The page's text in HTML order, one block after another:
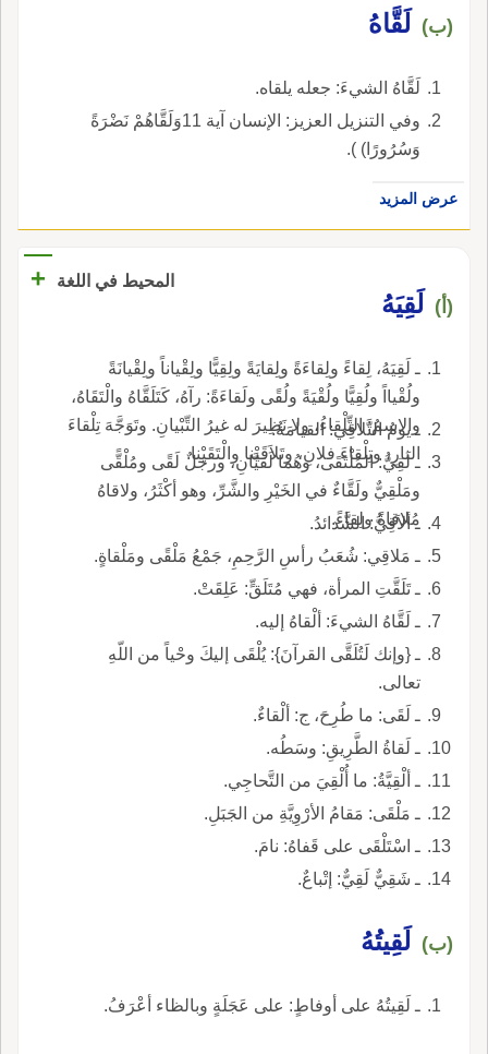
(ب) لَقَّاهُ
لَقَّاهُ الشيءَ: جعله يلقاه.
وفي التنزيل العزيز: الإنسان آية 11وَلَقَّاهُمْ نَضْرَةً
وَسُرُورًا) ).
عرض المزيد
المحيط في اللغة +
(أ) لَقِيَهُ
ـ لَقِيَهُ، لِقاءً ولِقاءَةً ولِقايَةً ولِقِيًّا ولِقْياناً ولِقْيانَةً
ولُقْيااً ولُقِيًّا ولُقْيَةً ولُقًى ولَقاءَةً: رآهُ، كَتَلَقَّاهُ والْتَقَاهُ،
والاسمُ: التِّلْقاءُ، ولا نَظِيرَ له غيرُ التِّبْيانِ. وتَوَجَّهَ تِلْقاءَ
النارِ، وتِلْقاءَ فلانِ، وتَلاَقَيْنا والْتَقَيْنا.
ـ يومُ التَّلاقِي: القيامَةُ.
ـ لَقِيُّ: المُلْتَقَى، وهُما لَقيَّانِ، ورجلٌ لَقًى ومُلْقًّى
ومَلْقِيٌّ ولَقَّاءٌ في الخَيْرِ والشَّرِّ، وهو أكْثَرُ، ولاقاهُ
مُلاقاةً ولِقاءً.
ـ ألاَقِيُّ: الشَّدائدُ.
ـ مَلاقِي: شُعَبُ رأسِ الرَّحِمِ، جَمْعُ مَلْقًى ومَلْقاةٍ.
ـ تَلَقَّتِ المرأة، فهي مُتَلَقٍّ: عَلِقَتْ.
ـ لَقَّاهُ الشيءَ: ألْقاهُ إليه.
ـ {وإنك لَتُلَقَّى القرآنَ}: يُلْقَى إليكَ وحْياً من اللّهِ
تعالى.
ـ لَقَى: ما طُرِحَ، ج: ألْقاءٌ.
ـ لَقاةُ الطَّرِيقِ: وسَطُه.
ـ ألْقِيَّةُ: ما أُلْقِيَ من التَّحاجِي.
ـ مَلْقَى: مَقامُ الأرْوِيَّةِ من الجَبَلِ.
ـ اسْتَلْقَى على قَفاهُ: نامَ.
ـ شَقِيٌّ لَقِيٌّ: إتْباعٌ.
(ب) لَقِيتُهُ
ـ لَقِيتُهُ على أوفاطٍ: على عَجَلَةٍ وبالظاء أعْرَفُ.